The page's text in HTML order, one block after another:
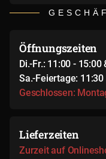
Öffnungszeiten
Di.-Fr.: 11:00 -
Sa.-Feiertage:
Geschlossen:
Lieferzeiten
Zurzeit auf